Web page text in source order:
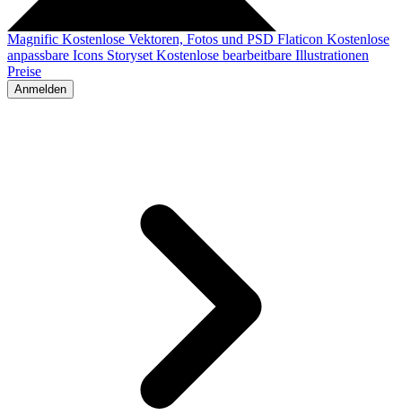
Magnific Kostenlose Vektoren, Fotos und PSD Flaticon Kostenlose
anpassbare Icons Storyset Kostenlose bearbeitbare Illustrationen
Preise
Anmelden